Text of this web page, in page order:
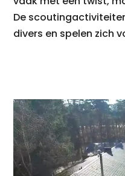
De
divers en spelen zich